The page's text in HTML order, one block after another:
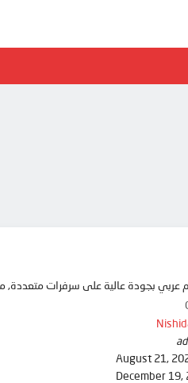
August 21,
December 19,